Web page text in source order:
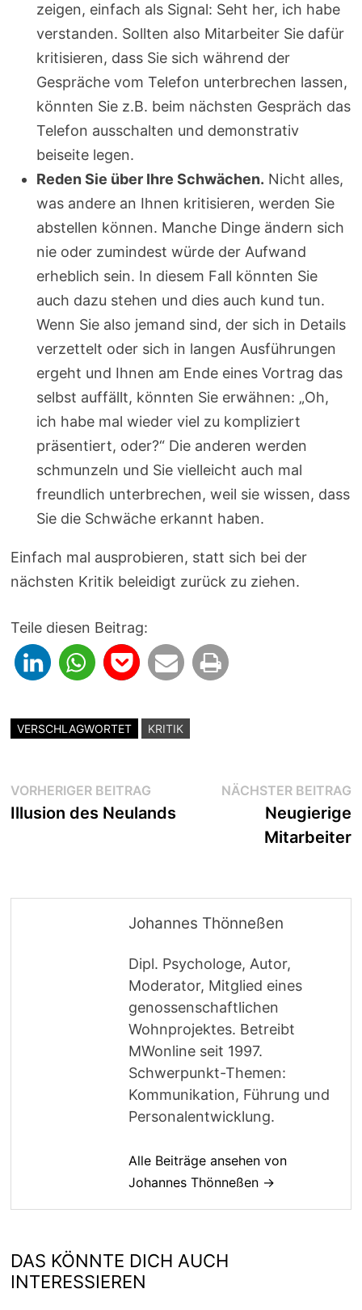
zeigen, einfach als Signal: Seht her, ich habe
verstanden. Sollten also Mitarbeiter Sie dafür
kritisieren, dass Sie sich während der
Gespräche vom Telefon unterbrechen lassen,
könnten Sie z.B. beim nächsten Gespräch das
Telefon ausschalten und demonstrativ
beiseite legen.
Reden Sie über Ihre Schwächen. Nicht alles,
was andere an Ihnen kritisieren, werden Sie
abstellen können. Manche Dinge ändern sich
nie oder zumindest würde der Aufwand
erheblich sein. In diesem Fall könnten Sie
auch dazu stehen und dies auch kund tun.
Wenn Sie also jemand sind, der sich in Details
verzettelt oder sich in langen Ausführungen
ergeht und Ihnen am Ende eines Vortrag das
selbst auffällt, könnten Sie erwähnen: „Oh,
ich habe mal wieder viel zu kompliziert
präsentiert, oder?“ Die anderen werden
schmunzeln und Sie vielleicht auch mal
freundlich unterbrechen, weil sie wissen, dass
Sie die Schwäche erkannt haben.
Einfach mal ausprobieren, statt sich bei der
nächsten Kritik beleidigt zurück zu ziehen.
Teile diesen Beitrag:
VERSCHLAGWORTET KRITIK
Beitragsnavigation
VORHERIGER BEITRAG Vorheriger
Beitrag:
Illusion des Neulands
NÄCHSTER BEITRAG
Neugierige
Mitarbeiter
Johannes Thönneßen
Dipl. Psychologe, Autor,
Moderator, Mitglied eines
genossenschaftlichen
Wohnprojektes. Betreibt
MWonline seit 1997.
Schwerpunkt-Themen:
Kommunikation, Führung und
Personalentwicklung.
Alle Beiträge ansehen von
Johannes Thönneßen →
DAS KÖNNTE DICH AUCH
INTERESSIEREN